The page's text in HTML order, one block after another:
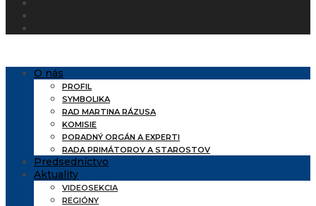
O nás
PROFIL
SYMBOLIKA
RAD MARTINA RÁZUSA
KOMISIE
PORADNÝ ORGÁN A EXPERTI
RADA PRIMÁTOROV A STAROSTOV
Predsedníctvo
Aktuality
VIDEOSEKCIA
REGIÓNY